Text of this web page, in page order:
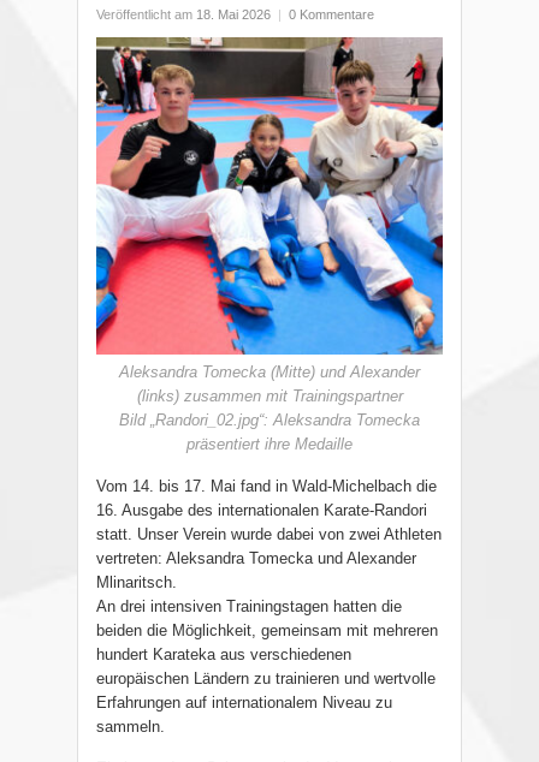
Veröffentlicht am 18. Mai 2026 0 Kommentare
Aleksandra Tomecka (Mitte) und Alexander
(links) zusammen mit Trainingspartner
Bild „Randori_02.jpg“: Aleksandra Tomecka
präsentiert ihre Medaille
Vom 14. bis 17. Mai fand in Wald-Michelbach die
16. Ausgabe des internationalen Karate-Randori
statt. Unser Verein wurde dabei von zwei Athleten
vertreten: Aleksandra Tomecka und Alexander
Mlinaritsch.
An drei intensiven Trainingstagen hatten die
beiden die Möglichkeit, gemeinsam mit mehreren
hundert Karateka aus verschiedenen
europäischen Ländern zu trainieren und wertvolle
Erfahrungen auf internationalem Niveau zu
sammeln.